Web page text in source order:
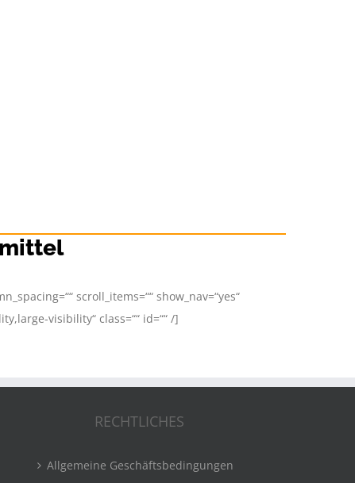
scroll_items=““ show_nav=“yes“
visibility“ class=““ id=““ /]
RECHTLICHES
Allgemeine Geschäftsbedingungen